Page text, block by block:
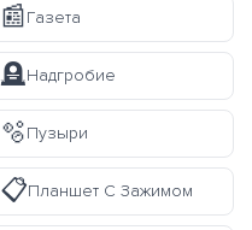
📰Газета
🪦Надгробие
🫧Пузыри
📋Планшет С Зажимом